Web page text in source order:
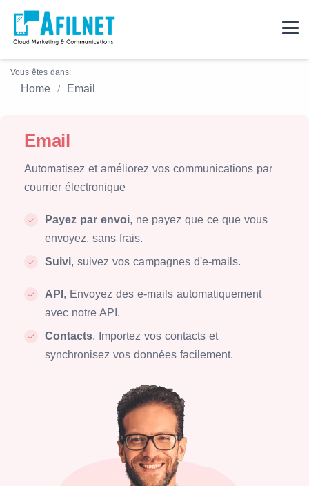
Vous êtes dans:
Home Email
Email
Automatisez et améliorez vos communications par
courrier électronique
Payez par envoi, ne payez que ce que vous
envoyez, sans frais.
Suivi, suivez vos campagnes d'e-mails.
API , Envoyez des e-mails automatiquement
avec notre API.
Contacts, Importez vos contacts et
synchronisez vos données facilement.